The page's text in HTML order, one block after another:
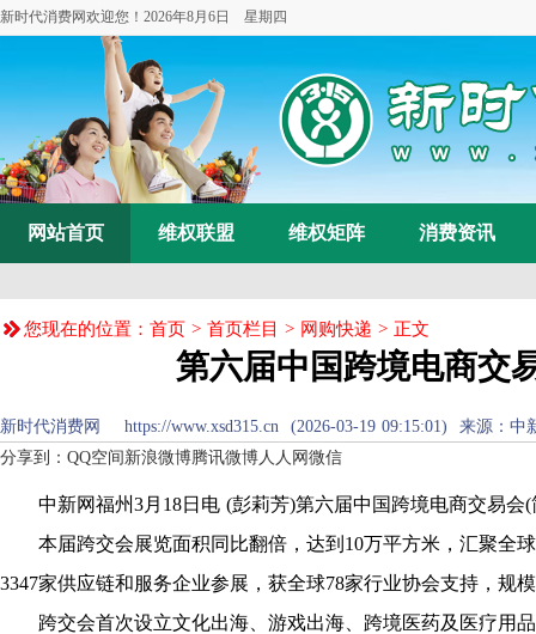
新时代消费网欢迎您！ 2026年8月6日 星期四
网站首页 维权联盟 维权矩阵 消费资讯
您现在的位置： 首页 > 首页栏目 > 网购快递 > 正文
第六届中国跨境电商交
新时代消费网 https://www.xsd315.cn (2026-03-19 09:15:01) 来
分享到： QQ空间 新浪微博腾讯微博人人网 微信
中新网福州3月18日电 (彭莉芳)第六届中国跨境电商交易会(
本届跨交会展览面积同比翻倍，达到10万平方米，汇聚全球
3347家供应链和服务企业参展，获全球78家行业协会支持，规
跨交会首次设立文化出海、游戏出海、跨境医药及医疗用